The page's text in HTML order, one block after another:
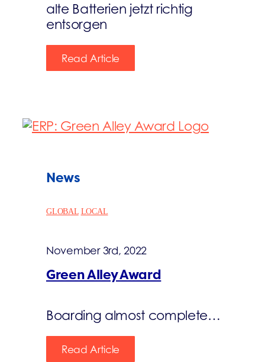
alte Batterien jetzt richtig
entsorgen
Read Article
News
GLOBAL LOCAL
November 3rd, 2022
Green Alley Award
Boarding almost complete…
Read Article